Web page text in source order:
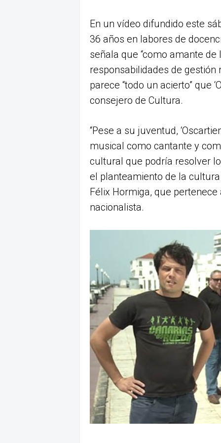
En un vídeo difundido este
36 años en labores de
señala que “como amante de
responsabilidades de gestión
parece “todo un acierto” que
consejero de Cultura.
“Pese a su juventud,
musical como cantante y
cultural que podría resolver
el planteamiento de la
Félix Hormiga, que
nacionalista.